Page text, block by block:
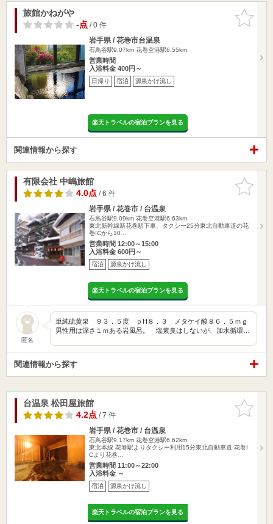
お気に入
りに追加
旅館かねがや
-点/ 0 件
岩手県 / 花巻市台温泉
石鳥谷駅9.07km 花巻空港駅6.55km
営業時間
入浴料金 400円～
日帰り 宿泊 源泉かけ流し
楽天トラベルの宿泊プランを見る
関連情報から探す
お気に入
りに追加
有限会社 中嶋旅館
4.0点/ 6 件
岩手県 / 花巻市 / 台温泉
石鳥谷駅9.09km 花巻空港駅6.63km
東北新幹線新花巻駅下車、タクシー25分東北自動車道の花
巻ICから10…
営業時間 12:00～15:00
入浴料金 600円～
宿泊 源泉かけ流し
楽天トラベルの宿泊プランを見る
匿名
単純硫黄泉 ９３．５度 ｐH８．３ メタケイ酸８６．５ｍｇ
男性用は深さ１ｍある岩風呂。 塩素臭はしないが、加水循環…
関連情報から探す
お気に入
りに追加
台温泉 松田屋旅館
4.2点/ 7 件
岩手県 / 花巻市 / 台温泉
石鳥谷駅9.17km 花巻空港駅6.62km
東北本線 花巻駅よりタクシー利用15分東北自動車道 花巻I
Cより花巻…
営業時間 11:00～22:00
入浴料金 ～
宿泊 源泉かけ流し
楽天トラベルの宿泊プランを見る